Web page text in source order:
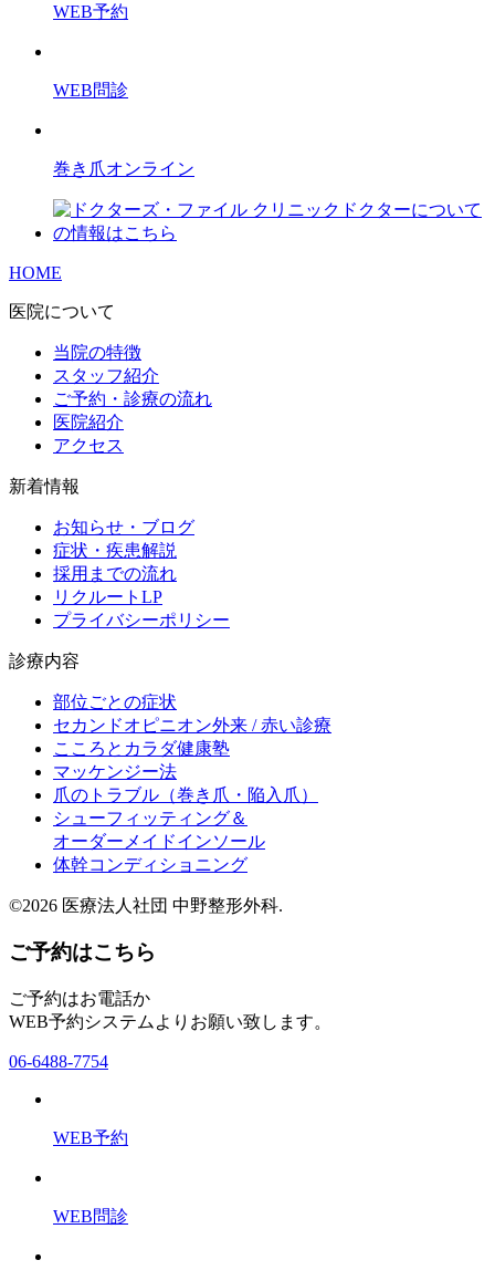
WEB予約
WEB問診
巻き爪オンライン
HOME
医院について
当院の特徴
スタッフ紹介
ご予約・診療の流れ
医院紹介
アクセス
新着情報
お知らせ・ブログ
症状・疾患解説
採用までの流れ
リクルートLP
プライバシーポリシー
診療内容
部位ごとの症状
セカンドオピニオン外来 / 赤い診療
こころとカラダ健康塾
マッケンジー法
爪のトラブル（巻き爪・陥入爪）
シューフィッティング＆
オーダーメイドインソール
体幹コンディショニング
©2026 医療法人社団 中野整形外科.
ご予約はこちら
ご予約はお電話か
WEB予約システムよりお願い致します。
06-6488-7754
WEB予約
WEB問診